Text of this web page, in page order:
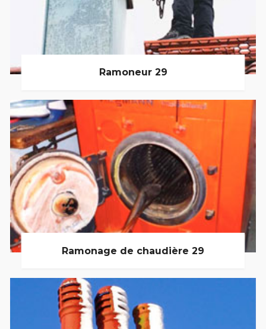
Ramoneur 29
Ramonage de chaudière 29